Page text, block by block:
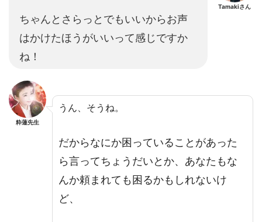
ちゃんとさらっとでもいいからお声
はかけたほうがいいって感じですか
ね！
Tamakiさん
粋蓮先生
うん、そうね。
だからなにか困っていることがあった
ら言ってちょうだいとか、あなたもな
んか頼まれても困るかもしれないけ
ど、